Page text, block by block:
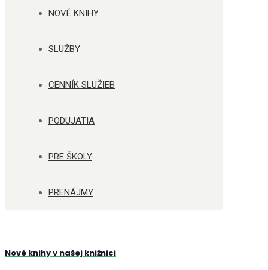
NOVÉ KNIHY
SLUŽBY
CENNÍK SLUŽIEB
PODUJATIA
PRE ŠKOLY
PRENÁJMY
Nové knihy v našej knižnici